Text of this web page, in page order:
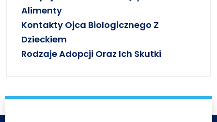
Alimenty
Kontakty Ojca Biologicznego Z
Dzieckiem
Rodzaje Adopcji Oraz Ich Skutki